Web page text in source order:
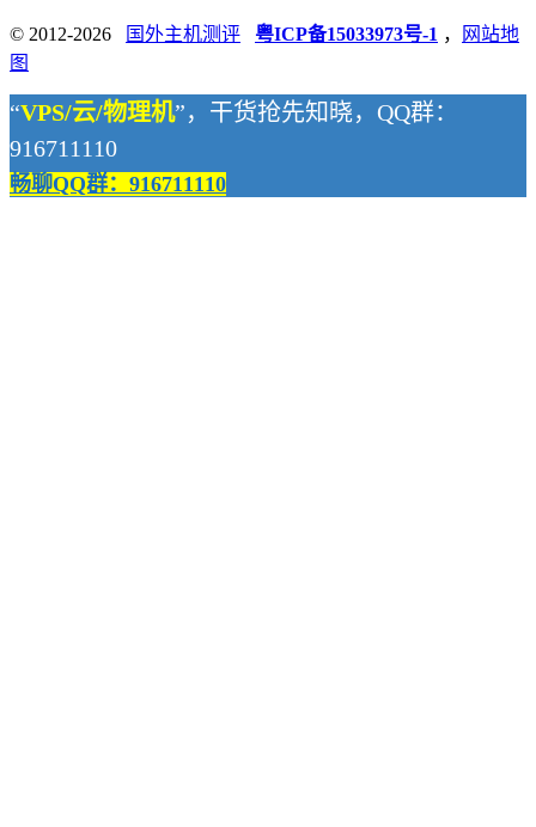
© 2012-2026 国外主机测评 粤ICP备15033973号-1 ，
网站地
图
“VPS/云/物理机”，干货抢先知晓，QQ群：
916711110
畅聊QQ群：916711110